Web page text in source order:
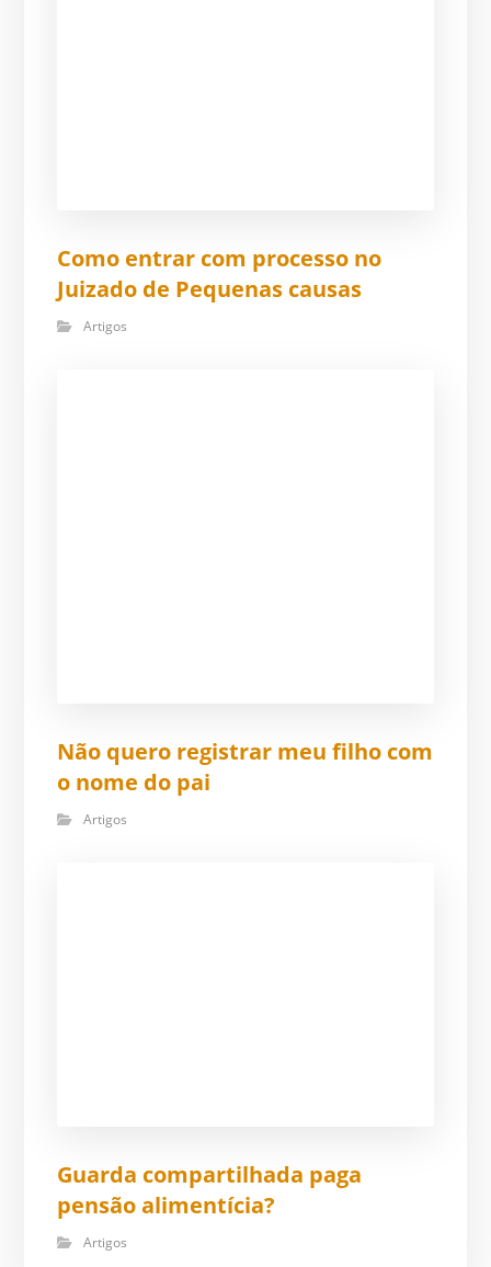
Como entrar com processo no
Juizado de Pequenas causas
Artigos
Não quero registrar meu filho com
o nome do pai
Artigos
Guarda compartilhada paga
pensão alimentícia?
Artigos